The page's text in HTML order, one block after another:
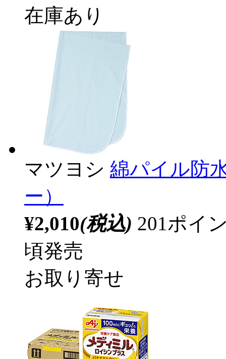
在庫あり
マツヨシ 綿パイル防
ー）
¥2,010(税込) 201ポイ
頃発売
お取り寄せ